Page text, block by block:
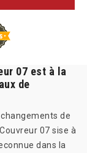
07 est à la
de
de
07 sise à
dans la